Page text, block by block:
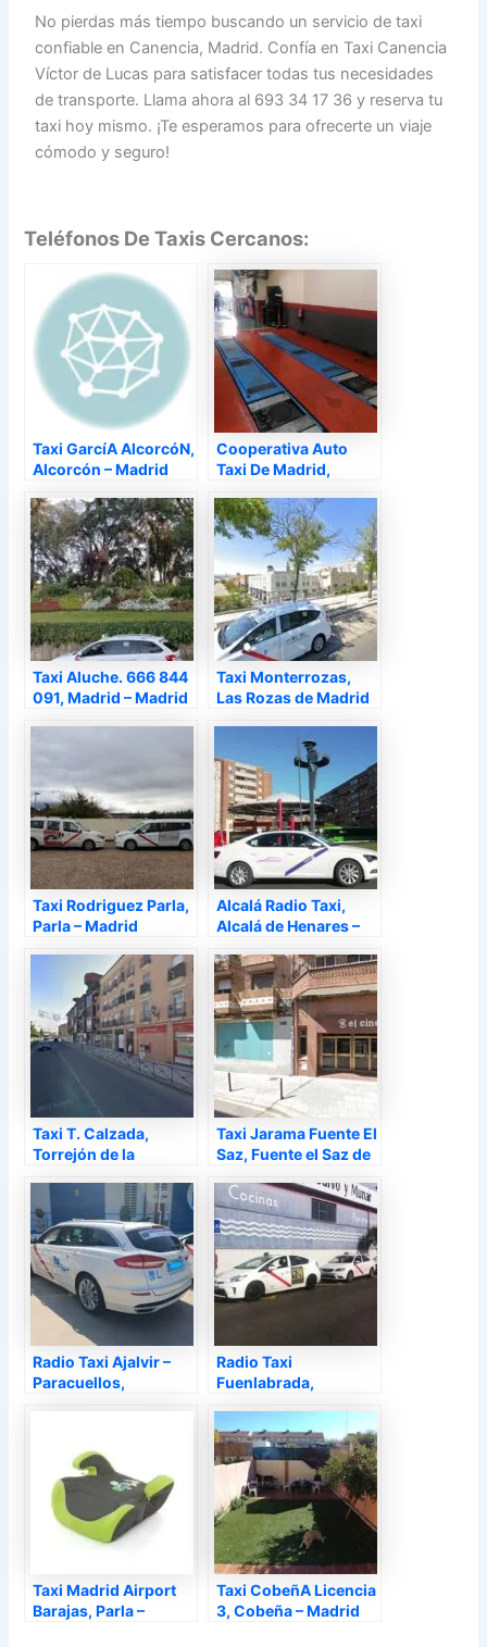
No pierdas más tiempo buscando un servicio de taxi
confiable en Canencia, Madrid. Confía en Taxi Canencia
Víctor de Lucas para satisfacer todas tus necesidades
de transporte. Llama ahora al 693 34 17 36 y reserva tu
taxi hoy mismo. ¡Te esperamos para ofrecerte un viaje
cómodo y seguro!
Teléfonos De Taxis Cercanos:
Taxi GarcíA AlcorcóN,
Alcorcón – Madrid
Cooperativa Auto
Taxi De Madrid,
Taxi Aluche. 666 844
091, Madrid – Madrid
Taxi Monterrozas,
Las Rozas de Madrid
Taxi Rodriguez Parla,
Parla – Madrid
Alcalá Radio Taxi,
Alcalá de Henares –
Taxi T. Calzada,
Torrejón de la
Taxi Jarama Fuente El
Saz, Fuente el Saz de
Radio Taxi Ajalvir –
Paracuellos,
Radio Taxi
Fuenlabrada,
Taxi Madrid Airport
Barajas, Parla –
Taxi CobeñA Licencia
3, Cobeña – Madrid